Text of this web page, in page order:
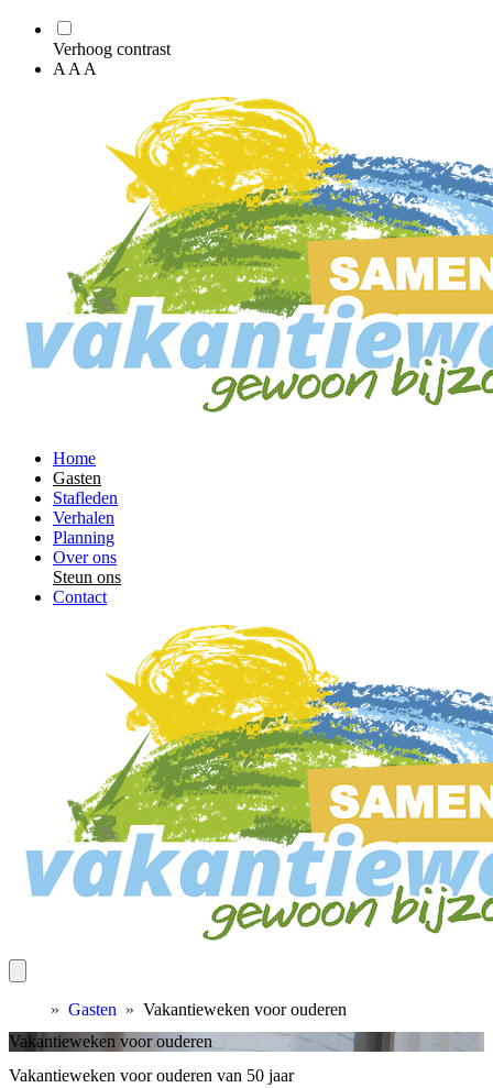
Verhoog contrast
A A A
Home
Gasten
Stafleden
Verhalen
Planning
Over ons
Steun ons
Contact
» Gasten » Vakantieweken voor ouderen
Vakantieweken voor ouderen
Vakantieweken voor ouderen van 50 jaar